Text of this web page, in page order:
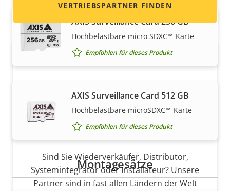
AXIS Surveillance Card 256 GB
Hochbelastbare micro SDXC™-Karte
Empfohlen für dieses Produkt
AXIS Surveillance Card 512 GB
Hochbelastbare microSDXC™-Karte
Empfohlen für dieses Produkt
Montagesätze
VERTRIEBSPARTNER FINDEN
Partner werden
Sind Sie Wiederverkäufer, Distributor,
Systemintegrator oder Installateur? Unsere
Partner sind in fast allen Ländern der Welt